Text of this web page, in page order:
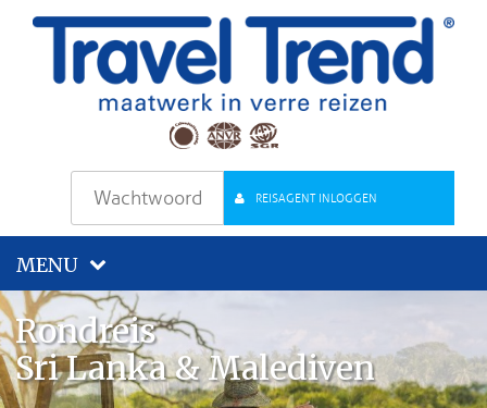
REISAGENT INLOGGEN
MENU
Rondreis
Sri Lanka & Malediven